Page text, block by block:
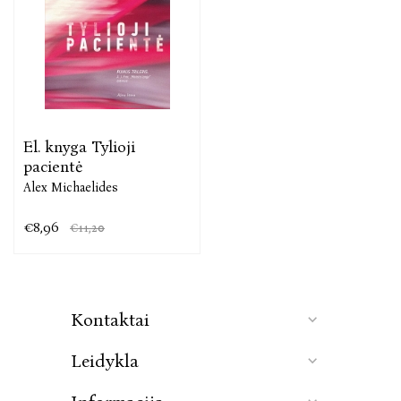
El. knyga Tylioji
pacientė
Alex Michaelides
€8,96 €11,20
Kontaktai
Leidykla